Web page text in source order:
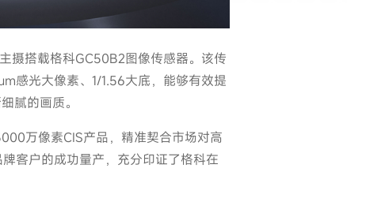
摄搭载格科GC50B2图像传感器。该传
感光大像素、1/1.56大底，能够有效提
腻的画质。
万像素CIS产品，精准契合市场对高
客户的成功量产，充分印证了格科在